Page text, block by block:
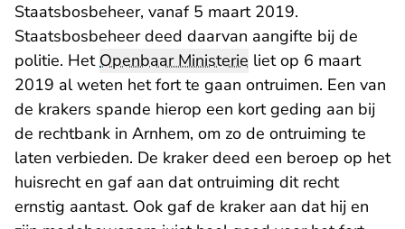
Staatsbosbeheer, vanaf 5 maart 2019.
Staatsbosbeheer deed daarvan aangifte bij de
politie. HetOpenbaar Ministerie liet op 6 maart
2019 al weten het fort te gaan ontruimen. Een van
de krakers spande hierop een kort geding aan bij
de rechtbank in Arnhem, om zo de ontruiming te
laten verbieden. De kraker deed een beroep op het
huisrecht en gaf aan dat ontruiming dit recht
ernstig aantast. Ook gaf de kraker aan dat hij en